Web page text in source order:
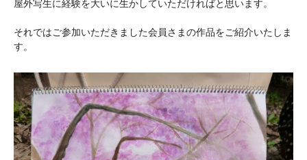
屋外写生に経験を大いに生かしていただければと思います。
それではご参加いただきました会員さまの作品をご紹介いたしま
す。